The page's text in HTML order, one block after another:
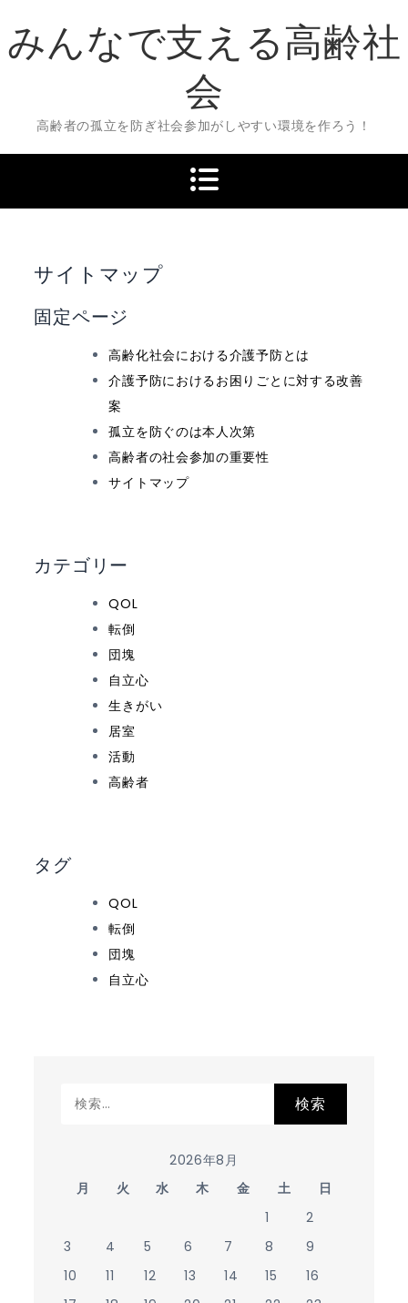
content
みんなで支える高齢社
会
高齢者の孤立を防ぎ社会参加がしやすい環境を作ろう！
サイトマップ
固定ページ
高齢化社会における介護予防とは
介護予防におけるお困りごとに対する改善
案
孤立を防ぐのは本人次第
高齢者の社会参加の重要性
サイトマップ
カテゴリー
QOL
転倒
団塊
自立心
生きがい
居室
活動
高齢者
タグ
QOL
転倒
団塊
自立心
2026年8月
月
火 水 木 金 土
日
1
2
3
4 5 6 7 8
9
10
11 12 13 14 15
16